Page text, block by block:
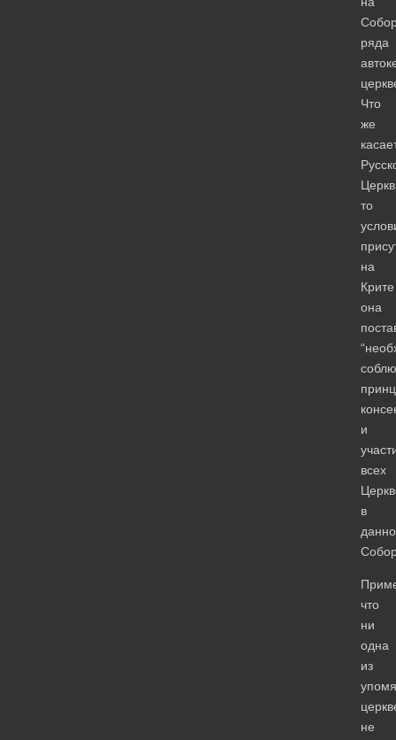
ряда
Что
же
то
на
Крите
она
и
всех
в
что
ни
одна
из
не